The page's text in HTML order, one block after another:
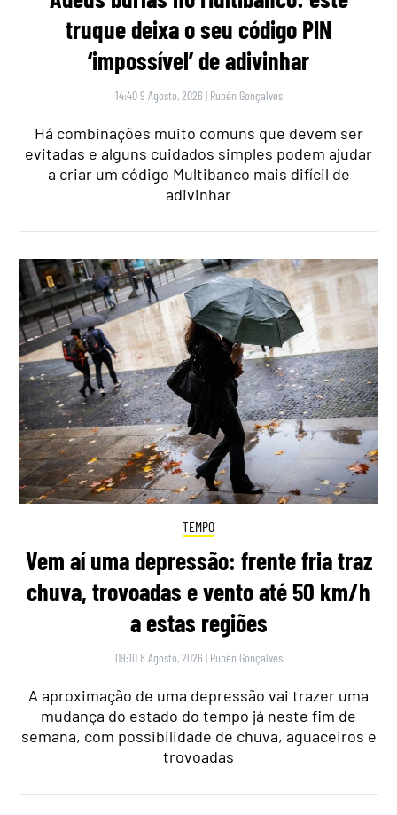
truque deixa o seu código PIN
‘impossível’ de adivinhar
14:40 9 Agosto, 2026 | Rubén Gonçalves
Há combinações muito comuns que devem ser
evitadas e alguns cuidados simples podem ajudar
a criar um código Multibanco mais difícil de
adivinhar
TEMPO
Vem aí uma depressão: frente fria traz
chuva, trovoadas e vento até 50 km/h
a estas regiões
09:10 8 Agosto, 2026 | Rubén Gonçalves
A aproximação de uma depressão vai trazer uma
mudança do estado do tempo já neste fim de
semana, com possibilidade de chuva, aguaceiros e
trovoadas